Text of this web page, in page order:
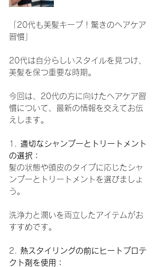
「20代も美髪キープ！驚きのヘアケア
習慣」
20代は自分らしいスタイルを見つけ、
美髪を保つ重要な時期。
今回は、20代の方に向けたヘアケア習
慣について、最新の情報を交えてお伝
えします。
1. 適切なシャンプーとトリートメント
の選択：
髪の状態や頭皮のタイプに応じたシャ
ンプーとトリートメントを選びましょ
う。
洗浄力と潤いを両立したアイテムがお
すすめです。
2. 熱スタイリングの前にヒートプロテ
クト剤を使用：